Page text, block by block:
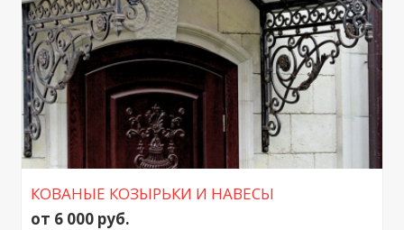
КОВАНЫЕ КОЗЫРЬКИ И НАВЕСЫ
от 6 000 руб.